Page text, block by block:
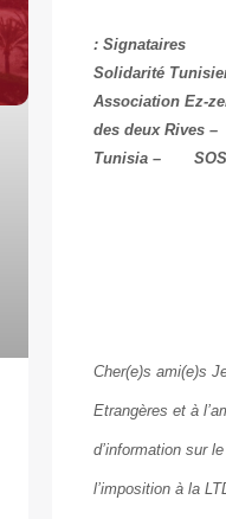
Signataires :
Solidarité
Association Ez-
des deux Rives
Tunisia – SOS
Cher(e)s ami(e)s
Etrangères et à
d’information sur
l’imposition à la